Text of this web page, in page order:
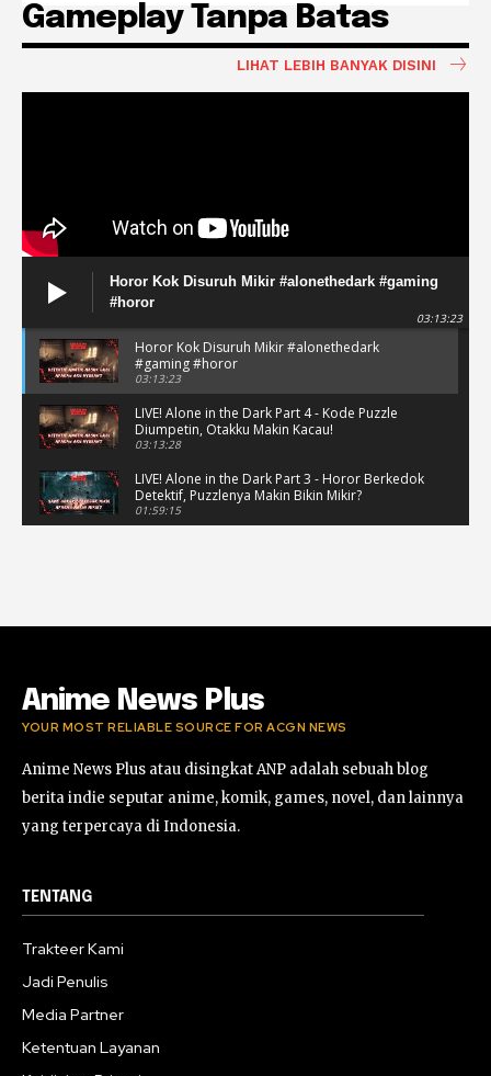
Gameplay Tanpa Batas
LIHAT LEBIH BANYAK DISINI
Horor Kok Disuruh Mikir #alonethedark #gaming
#horor
03:13:23
Horor Kok Disuruh Mikir #alonethedark
#gaming #horor
03:13:23
LIVE! Alone in the Dark Part 4 - Kode Puzzle
Diumpetin, Otakku Makin Kacau!
03:13:28
LIVE! Alone in the Dark Part 3 - Horor Berkedok
Detektif, Puzzlenya Makin Bikin Mikir?
01:59:15
#ProjectWingman
Anime News Plus
YOUR MOST RELIABLE SOURCE FOR ACGN NEWS
Anime News Plus atau disingkat ANP adalah sebuah blog
berita indie seputar anime, komik, games, novel, dan lainnya
yang terpercaya di Indonesia.
TENTANG
Trakteer Kami
Jadi Penulis
Media Partner
Ketentuan Layanan